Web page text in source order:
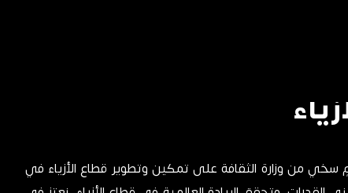
الأزياء بدعمٍ سخي من وزارة الثقافة على تمكين وتطوير قطاع الأزياء في